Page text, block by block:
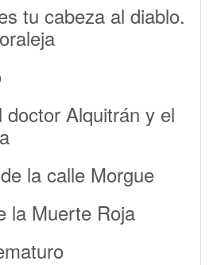
tu cabeza al diablo.
doctor Alquitrán y el
la calle Morgue
la Muerte Roja